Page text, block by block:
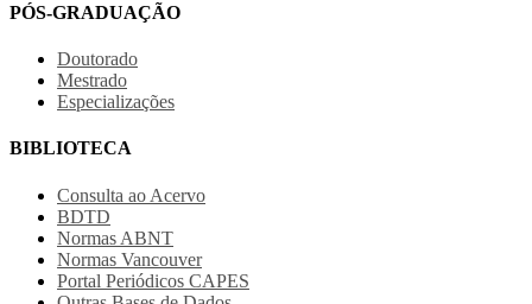
PÓS-GRADUAÇÃO
Doutorado
Mestrado
Especializações
BIBLIOTECA
Consulta ao Acervo
BDTD
Normas ABNT
Normas Vancouver
Portal Periódicos CAPES